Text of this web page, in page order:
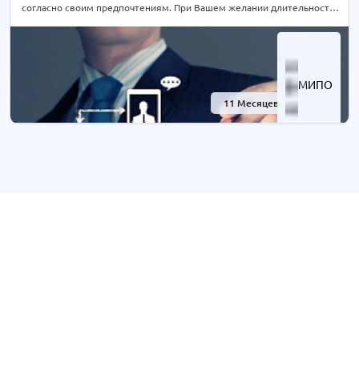
МИПО
11 Месяцев
согласно своим предпочтениям. При Вашем желании длительность
уточняйте по телефону на сайте или отправьте нам заявку для
консультации.